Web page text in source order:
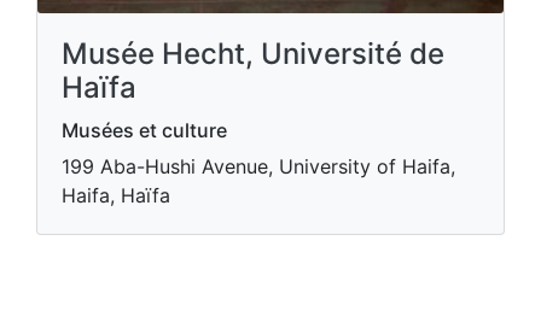
Musée Hecht, Université de
Haïfa
Musées et culture
199 Aba-Hushi Avenue, University of Haifa,
Haifa, Haïfa